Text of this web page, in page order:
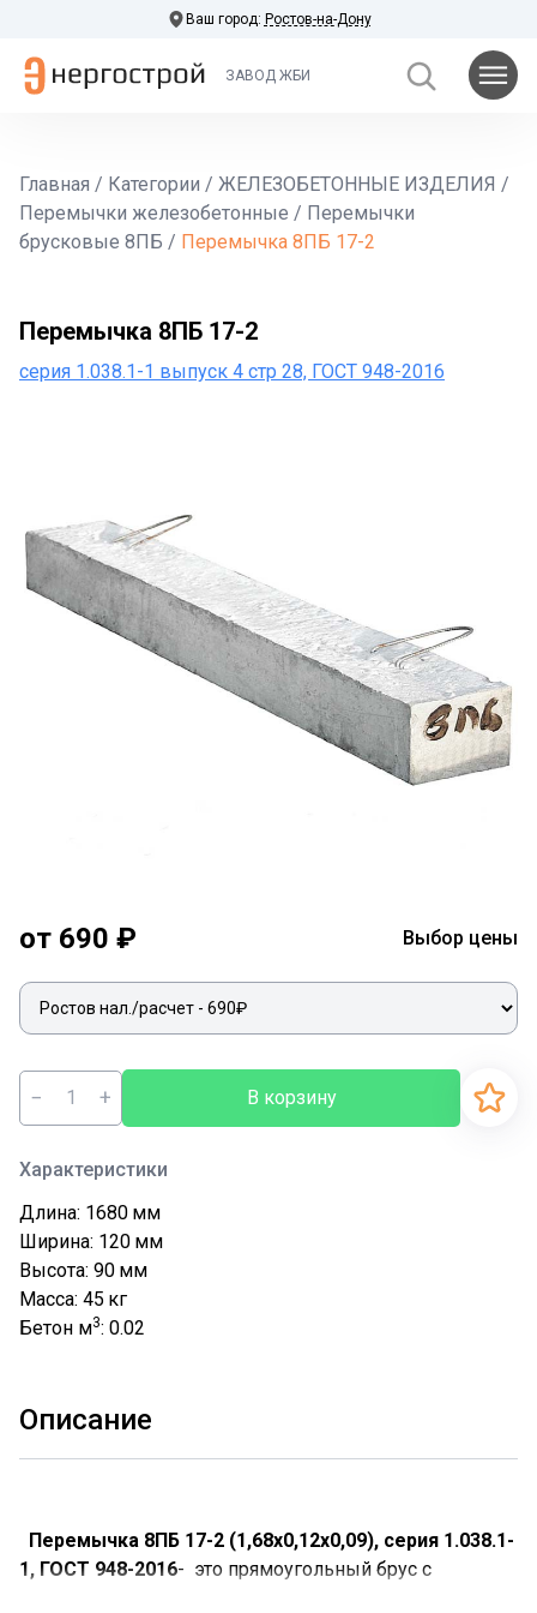
Ваш город: Ростов-на-Дону
ЗАВОД ЖБИ
Главная / Категории / ЖЕЛЕЗОБЕТОННЫЕ ИЗДЕЛИЯ /
Перемычки железобетонные / Перемычки
брусковые 8ПБ / Перемычка 8ПБ 17-2
Перемычка 8ПБ 17-2
серия 1.038.1-1 выпуск 4 стр 28, ГОСТ 948-2016
от 690 ₽ Выбор цены
− + В корзину
Характеристики
Длина: 1680 мм
Ширина: 120 мм
Высота: 90 мм
Масса: 45 кг
Бетон м3: 0.02
Описание
Перемычка 8ПБ 17-2 (1,68х0,12х0,09), серия 1.038.1-
1, ГОСТ 948-2016- это прямоугольный брус с